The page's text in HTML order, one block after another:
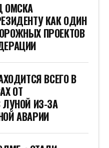
ОМСКА
КАК ОДИН
ПРОЕКТОВ
ВСЕГО В
ОТ
ИЗ-ЗА
АВАРИИ